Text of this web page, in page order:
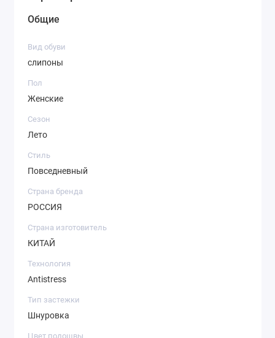
Общие
Вид обуви
слипоны
Пол
Женские
Сезон
Лето
Стиль
Повседневный
Страна бренда
РОССИЯ
Страна изготовитель
КИТАЙ
Технология
Antistress
Тип застежки
Шнуровка
Цвет подошвы